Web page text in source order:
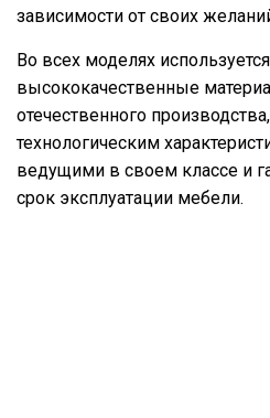
зависимости от своих
Во всех моделях
высококачественные
отечественного
технологическим
ведущими в своем классе и
срок эксплуатации мебели.